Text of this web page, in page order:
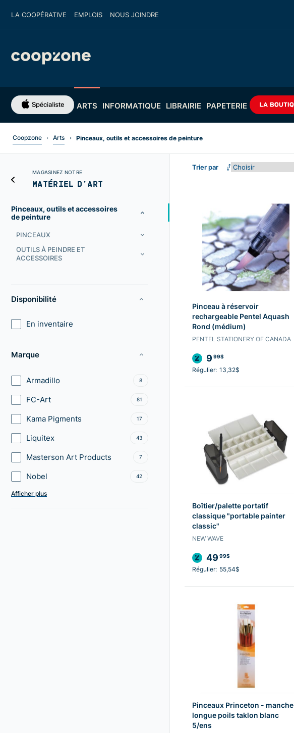
LA COOPÉRATIVE EMPLOIS NOUS JOINDRE
ARTS INFORMATIQUE LIBRAIRIE PAPETERIE
Coopzone Arts Pinceaux, outils et accessoires de peinture
MAGASINEZ NOTRE
MATÉRIEL D'ART
Pinceaux, outils et accessoires
de peinture
PINCEAUX
OUTILS À PEINDRE ET
ACCESSOIRES
Disponibilité
En inventaire
Marque
Armadillo 8
FC-Art 81
Kama Pigments 17
Liquitex 43
Masterson Art Products 7
Nobel 42
Afficher plus
Trier par
Pinceau à réservoir
rechargeable Pentel Aquash
Rond (médium)
PENTEL STATIONERY OF CANADA
9 99$
Régulier: 13,32$
Boîtier/palette portatif
classique "portable painter
classic"
NEW WAVE
49 99$
Régulier: 55,54$
Pinceaux Princeton - manche
longue poils taklon blanc
5/ens